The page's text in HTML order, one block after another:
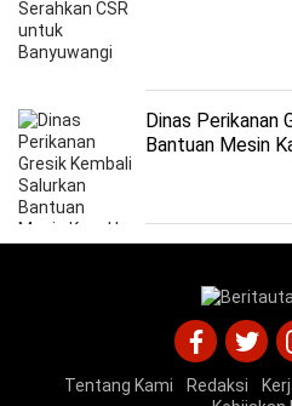
Dinas Perikanan
Bantuan Mesin
Tentang Kami Redaksi